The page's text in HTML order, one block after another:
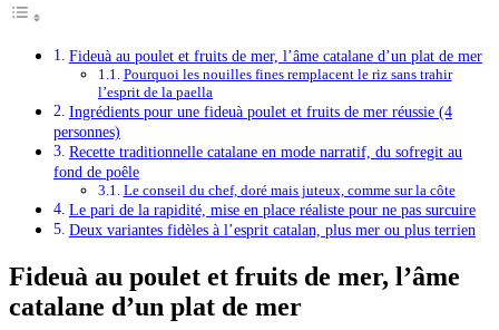
Fideuà au poulet et fruits de mer, l’âme catalane d’un plat de mer
Pourquoi les nouilles fines remplacent le riz sans trahir
l’esprit de la paella
Ingrédients pour une fideuà poulet et fruits de mer réussie (4
personnes)
Recette traditionnelle catalane en mode narratif, du sofregit au
fond de poêle
Le conseil du chef, doré mais juteux, comme sur la côte
Le pari de la rapidité, mise en place réaliste pour ne pas surcuire
Deux variantes fidèles à l’esprit catalan, plus mer ou plus terrien
Fideuà au poulet et fruits de mer, l’âme
catalane d’un plat de mer